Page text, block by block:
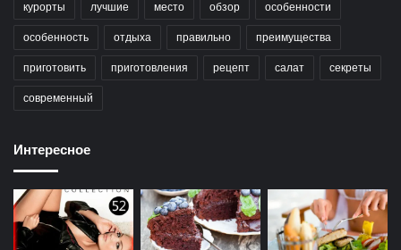
курорты лучшие место обзор особенности
особенность отдыха правильно преимущества
приготовить приготовления рецепт салат секреты
современный
Интересное